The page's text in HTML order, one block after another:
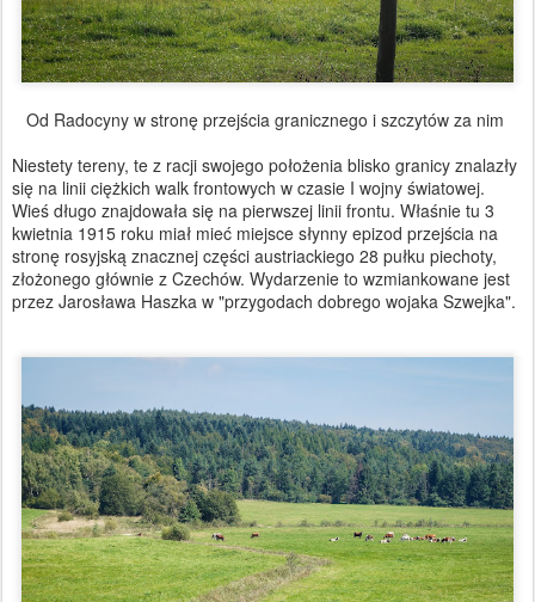
Od Radocyny w stronę przejścia granicznego i szczytów za nim
Niestety tereny, te z racji swojego położenia blisko granicy znalazły
się na linii ciężkich walk frontowych w czasie I wojny światowej.
Wieś długo znajdowała się na pierwszej linii frontu. Właśnie tu 3
kwietnia 1915 roku miał mieć miejsce słynny epizod przejścia na
stronę rosyjską znacznej części austriackiego 28 pułku piechoty,
złożonego głównie z Czechów. Wydarzenie to wzmiankowane jest
przez Jarosława Haszka w "przygodach dobrego wojaka Szwejka".